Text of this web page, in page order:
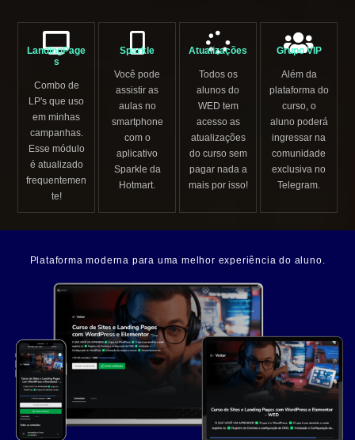
LandingPage
s
Combo de
LP's que uso
em minhas
campanhas.
Esse módulo
é atualizado
frequentemen
te!
Sparkle
Você pode
assistir as
aulas no
smartphone
com o
aplicativo
Sparkle da
Hotmart.
Atualizações
Todos os
alunos do
WED tem
acesso as
atualizações
do curso sem
pagar nada a
mais por isso!
Grupo VIP
Além da
plataforma do
curso, o
aluno poderá
ingressar na
comunidade
exclusiva no
Telegram.
Plataforma moderna para uma melhor experiência do aluno.